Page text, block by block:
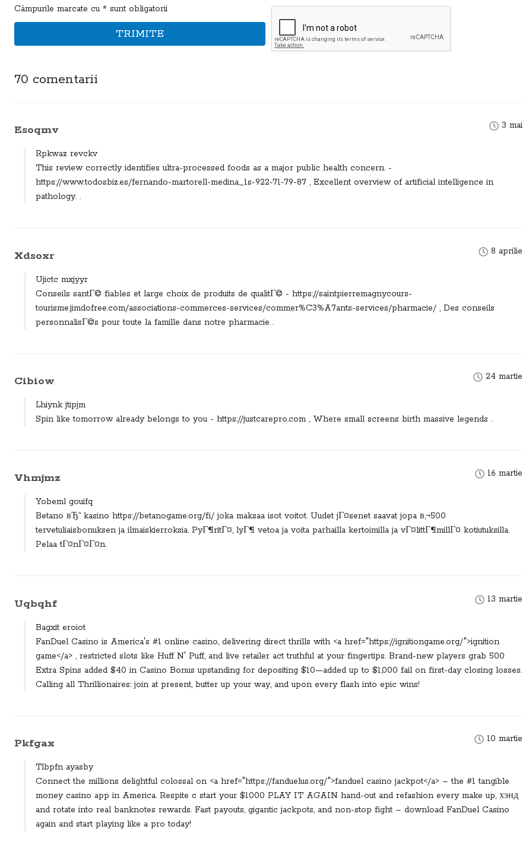
Câmpurile marcate cu * sunt obligatorii
TRIMITE
70 comentarii
3 mai
Esoqmv
Rpkwaz revckv
This review correctly identifies ultra-processed foods as a major public health concern. -
https://www.todosbiz.es/fernando-martorell-medina_1s-922-71-79-87 , Excellent overview of artificial intelligence in
pathology. .
8 aprilie
Xdsoxr
Ujictc mxjyyr
Conseils santГ© fiables et large choix de produits de qualitГ© - https://saintpierremagnycours-
tourisme.jimdofree.com/associations-commerces-services/commer%C3%A7ants-services/pharmacie/ , Des conseils
personnalisГ©s pour toute la famille dans notre pharmacie .
24 martie
Cibiow
Lhiynk jtipjm
Spin like tomorrow already belongs to you - https://justcarepro.com , Where small screens birth massive legends .
16 martie
Vhmjmz
Yobeml gouifq
Betano вЂ“ kasino https://betanogame.org/fi/ joka maksaa isot voitot. Uudet jГ¤senet saavat jopa в‚¬500
tervetuliaisbonuksen ja ilmaiskierroksia. PyГ¶ritГ¤, lyГ¶ vetoa ja voita parhailla kertoimilla ja vГ¤littГ¶millГ¤ kotiutuksilla.
Pelaa tГ¤nГ¤Г¤n.
13 martie
Uqbqhf
Bagxit eroiot
FanDuel Casino is America's #1 online casino, delivering direct thrills with <a href="https://ignitiongame.org/">ignition
game</a> , restricted slots like Huff N' Puff, and live retailer act truthful at your fingertips. Brand-new players grab 500
Extra Spins added $40 in Casino Bonus upstanding for depositing $10—added up to $1,000 fail on first-day closing losses.
Calling all Thrillionaires: join at present, butter up your way, and upon every flash into epic wins!
10 martie
Pkfgax
Tlbpfn ayasby
Connect the millions delightful colossal on <a href="https://fanduelus.org/">fanduel casino jackpot</a> – the #1 tangible
money casino app in America. Respite c start your $1000 PLAY IT AGAIN hand-out and refashion every make up, хэнд
and rotate into real banknotes rewards. Fast payouts, gigantic jackpots, and non-stop fight – download FanDuel Casino
again and start playing like a pro today!